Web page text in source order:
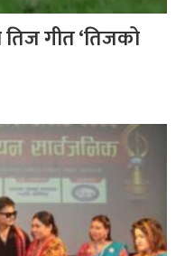
तिज गीत ‘तिजको